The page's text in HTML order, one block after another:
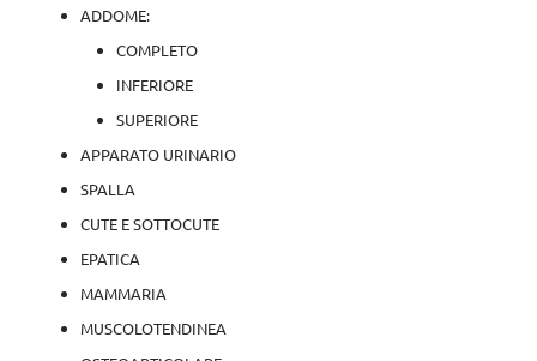
ADDOME:
COMPLETO
INFERIORE
SUPERIORE
APPARATO URINARIO
SPALLA
CUTE E SOTTOCUTE
EPATICA
MAMMARIA
MUSCOLOTENDINEA